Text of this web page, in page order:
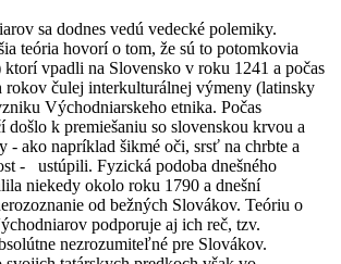
sa dodnes vedú vedecké polemiky.
teória hovorí o tom, že sú to potomkovia
vpadli na Slovensko v roku 1241 a počas
rokov čulej interkulturálnej výmeny (latinsky
Východniarskeho etnika. Počas
došlo k premiešaniu so slovenskou krvou a
- ako napríklad šikmé oči, srsť na chrbte a
- ustúpili. Fyzická podoba dnešného
niekedy okolo roku 1790 a dnešní
od bežných Slovákov. Teóriu o
podporuje aj ich reč, tzv.
nezrozumiteľné pre Slovákov.